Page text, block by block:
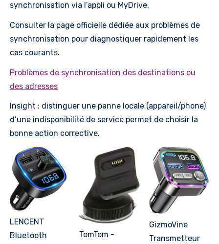
synchronisation via l’appli ou MyDrive.
Consulter la page officielle dédiée aux problèmes de
synchronisation pour diagnostiquer rapidement les
cas courants.
Problèmes de synchronisation des destinations ou
des adresses
Insight : distinguer une panne locale (appareil/phone)
d’une indisponibilité de service permet de choisir la
bonne action corrective.
LENCENT
Bluetooth
TomTom -
GizmoVine
Transmetteur